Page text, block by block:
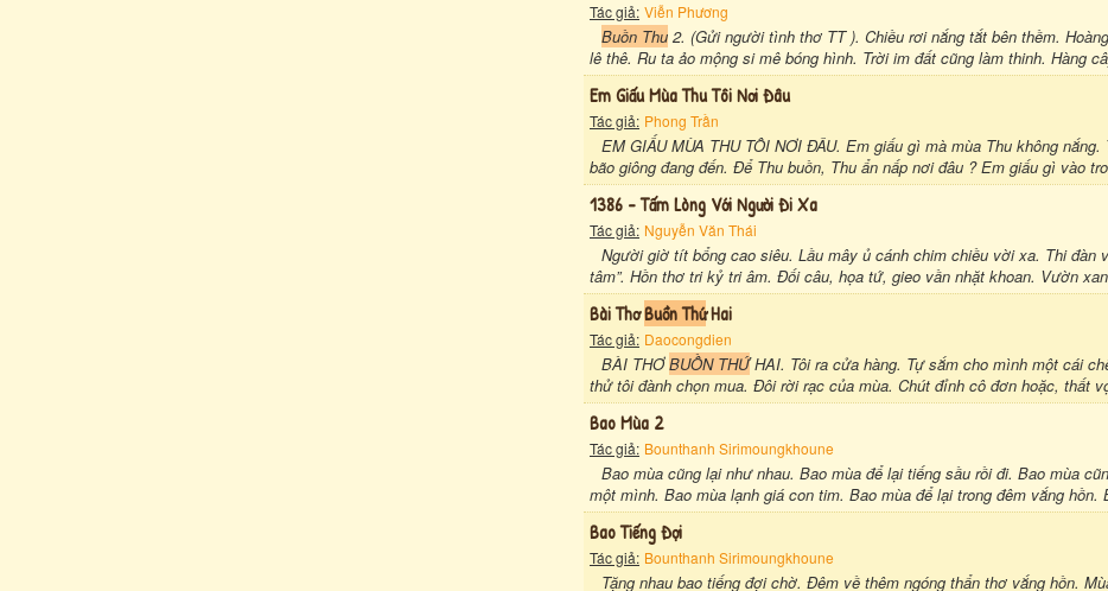
Tác giả: Viễn Phương
Buồn Thu 2. (Gửi người tình thơ TT ). Chiều rơi nắng tắt bên thềm.
lê thê. Ru ta ảo mộng si mê bóng hình. Trời im đất cũng làm thinh. Hàng
Em Giấu Mùa Thu Tôi Nơi Đâu
Tác giả: Phong Trần
EM GIẤU MÙA THU TÔI NƠI ĐÂU. Em giấu gì mà mùa Thu không
bão giông đang đến. Để Thu buồn, Thu ẩn nấp nơi đâu ? Em giấu gì vào
1386 - Tấm Lòng Với Người Đi Xa
Tác giả: Nguyễn Văn Thái
Người giờ tít bổng cao siêu. Lầu mây ủ cánh chim chiều vời xa. Thi đàn
tâm”. Hồn thơ tri kỷ tri âm. Đối câu, họa tứ, gieo vần nhặt khoan. Vườn
Bài ThơBuồn ThứHai
Tác giả: Daocongdien
BÀI THƠBUỒN THỨHAI. Tôi ra cửa hàng. Tự sắm cho mình một cái
thử tôi đành chọn mua. Đôi rời rạc của mùa. Chút đỉnh cô đơn hoặc, thất
Bao Mùa 2
Tác giả: Bounthanh Sirimoungkhoune
Bao mùa cũng lại như nhau. Bao mùa để lại tiếng sầu rồi đi. Bao mùa
một mình. Bao mùa lạnh giá con tim. Bao mùa để lại trong đêm vắng
Bao Tiếng Đợi
Tác giả: Bounthanh Sirimoungkhoune
Tặng nhau bao tiếng đợi chờ. Đêm về thêm ngóng thẩn thơ vắng hồn.